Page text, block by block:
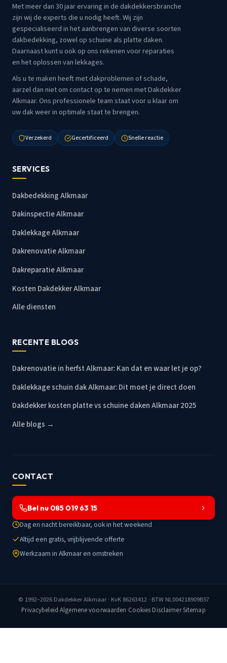
Met meer dan 30 jaar ervaring in de dakdekkersbranche
zijn wij de experts die u nodig heeft. Wij zijn
gespecialiseerd in het aanbrengen van diverse soorten
dakbedekking, zowel op schuine als platte daken.
Daarnaast kunt u ook op ons rekenen voor reparaties
en het oplossen van lekkages.
Als u te maken heeft met dakproblemen of schade,
aarzel dan niet om contact op te nemen met Dakdekker
Alkmaar. Ons professionele team staat voor u klaar om
uw dak weer in optimale staat te brengen.
Verzekerd Gecertificeerd Snelle reactie
SERVICES
Dakbedekking Alkmaar
Dakinspectie Alkmaar
Daklekkage Alkmaar
Dakrenovatie Alkmaar
Dakreparatie Alkmaar
Kosten Dakdekker Alkmaar
Alle diensten
RECENTE BLOGS
Dakrenovatie in herfst Alkmaar: Kan dat en waar let je op?
Daklekkage schuin dak Alkmaar: Dit moet je direct doen
Dakdekker kosten platte vs schuine daken Alkmaar 2025
Alle blogs →
CONTACT
Bel nu 085 019 63 15
Dag en nacht bereikbaar, ook in het weekend
Altijd een gratis, vrijblijvende offerte
Werkzaam in Alkmaar en omstreken
© 1992–2026 Dakdekker Alkmaar· KvK 86263412 · BTW NL004218909B57
Privacybeleid·Algemene voorwaarden·Cookies·Disclaimer·Sitemap